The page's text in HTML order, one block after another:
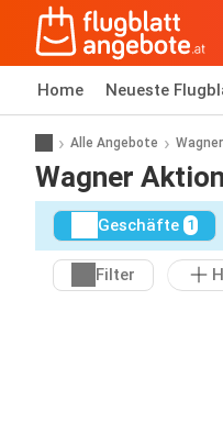
Home Neueste
Alle Angebote Wagner
Wagner
Geschäfte 1
Filter